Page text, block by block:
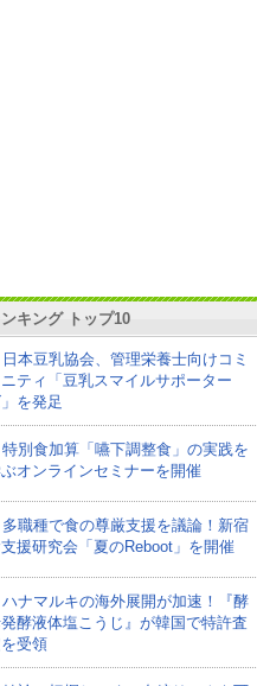
キング トップ10
日本豆乳協会、管理栄養士向けコミ
ニティ「豆乳スマイルサポーター
を発足
特別食加算「嚥下調整食」の実践を
オンラインセミナーを開催
多職種で食の尊厳支援を議論！新宿
援研究会「夏のReboot」を開催
ハナマルキの海外展開が加速！『酵
酵液体塩こうじ』が韓国で特許査
受領